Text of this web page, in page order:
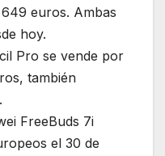
euros. Ambas
hoy.
Pro se vende por
también
FreeBuds 7i
el 30 de